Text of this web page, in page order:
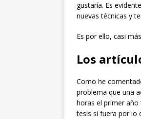
gustaría. Es
nuevas técnicas y
Es por ello, casi
Los
Como he
problema que una
horas el primer año
tesis si fuera por lo